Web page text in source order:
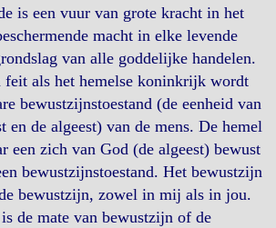
is een vuur van grote kracht in het
macht in elke levende
van alle goddelijke handelen.
als het hemelse koninkrijk wordt
bewustzijnstoestand (de eenheid van
en de algeest) van de mens. De hemel
een zich van God (de algeest) bewust
bewustzijnstoestand. Het bewustzijn
bewustzijn, zowel in mij als in jou.
de mate van bewustzijn of de